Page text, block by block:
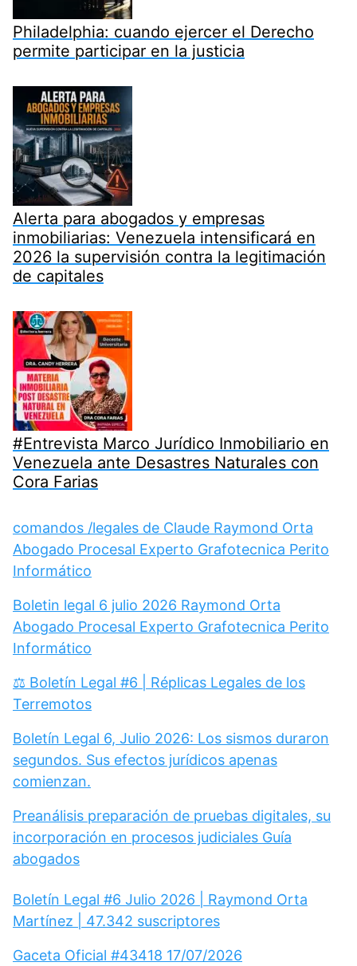
Philadelphia: cuando ejercer el Derecho
permite participar en la justicia
Alerta para abogados y empresas
inmobiliarias: Venezuela intensificará en
2026 la supervisión contra la legitimación
de capitales
#Entrevista Marco Jurídico Inmobiliario en
Venezuela ante Desastres Naturales con
Cora Farias
comandos /legales de Claude Raymond Orta
Abogado Procesal Experto Grafotecnica Perito
Informático
Boletin legal 6 julio 2026 Raymond Orta
Abogado Procesal Experto Grafotecnica Perito
Informático
⚖️ Boletín Legal #6 | Réplicas Legales de los
Terremotos
Boletín Legal 6, Julio 2026: Los sismos duraron
segundos. Sus efectos jurídicos apenas
comienzan.
Preanálisis preparación de pruebas digitales, su
incorporación en procesos judiciales Guía
abogados
Boletín Legal #6 Julio 2026 | Raymond Orta
Martínez | 47.342 suscriptores
Gaceta Oficial #43418 17/07/2026